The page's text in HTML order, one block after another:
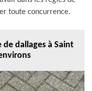
toute concurrence.
de dallages à Saint